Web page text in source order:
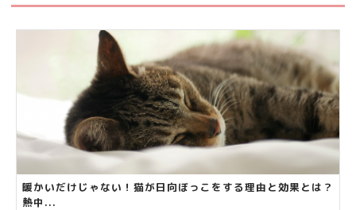
暖かいだけじゃない！猫が日向ぼっこをする理由と効果とは？
熱中...